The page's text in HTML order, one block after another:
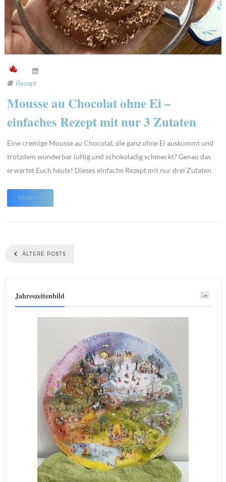
Rezept
Mousse au Chocolat ohne Ei –
einfaches Rezept mit nur 3 Zutaten
Eine cremige Mousse au Chocolat, die ganz ohne Ei auskommt und
trotzdem wunderbar luftig und schokoladig schmeckt? Genau das
erwartet Euch heute! Dieses einfache Rezept mit nur drei Zutaten
für Gäste, die Familie oder einfach für einen gemütlichen Abend auf
Weiter >>
ÄLTERE POSTS
Jahreszeitenbild